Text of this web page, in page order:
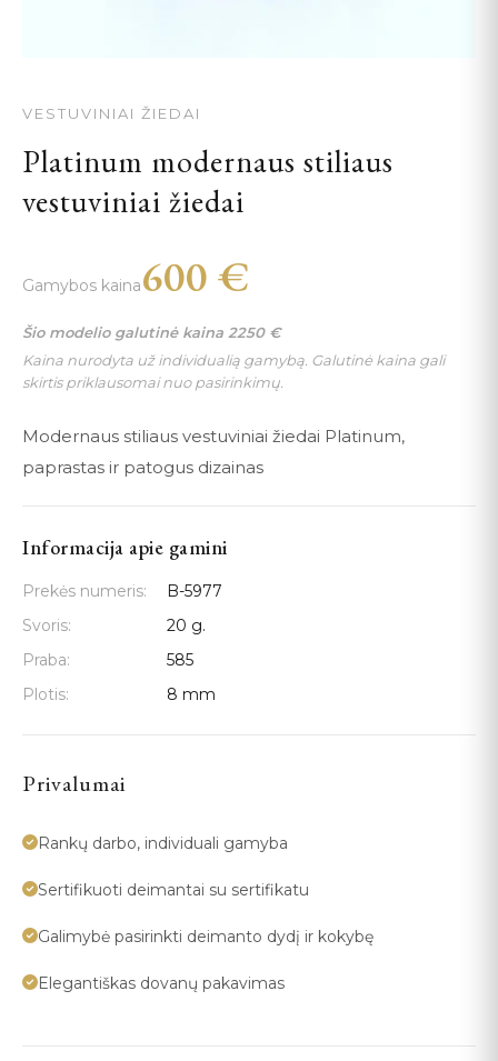
VESTUVINIAI ŽIEDAI
Platinum modernaus stiliaus
vestuviniai žiedai
Gamybos kaina600 €
Šio modelio galutinė kaina 2250 €
Kaina nurodyta už individualią gamybą. Galutinė kaina gali
skirtis priklausomai nuo pasirinkimų.
Modernaus stiliaus vestuviniai žiedai Platinum,
paprastas ir patogus dizainas
Informacija apie gamini
Prekės numeris:
B-5977
Svoris:
20 g.
Praba:
585
Plotis:
8 mm
Privalumai
Rankų darbo, individuali gamyba
Sertifikuoti deimantai su sertifikatu
Galimybė pasirinkti deimanto dydį ir kokybę
Elegantiškas dovanų pakavimas